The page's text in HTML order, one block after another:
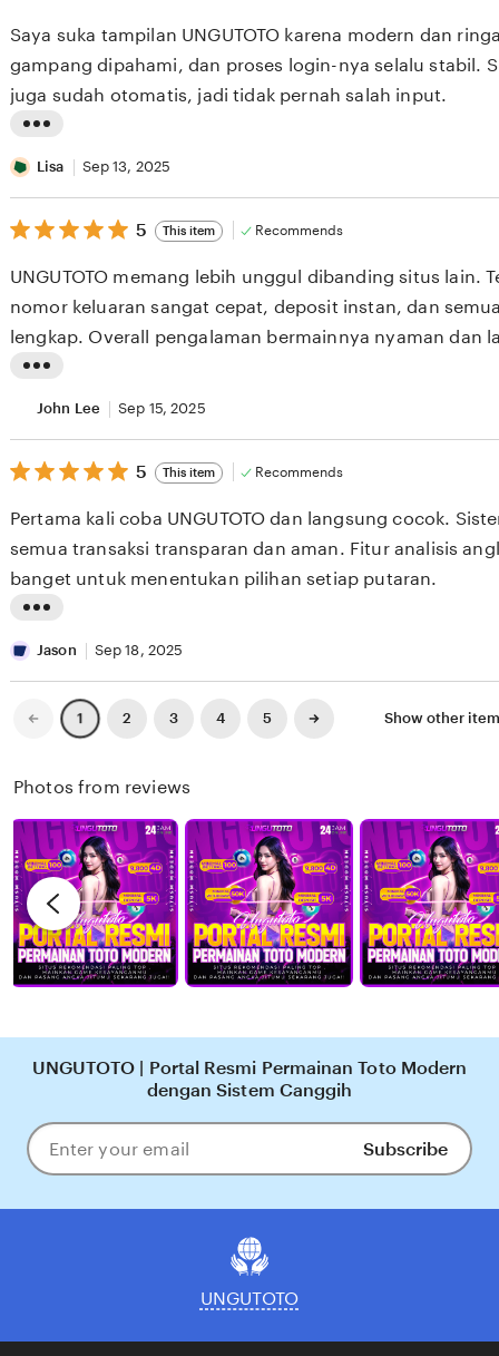
n
g
r
v
i
e
b
y
T
f
f
a
y
H
w
n
g
5
stars
i
s
t
n
g
r
v
i
e
b
y
L
s
a
Saya suka tampilan UNGUTOTO karena modern dan
gampang dipahami, dan proses login-nya selalu stabil.
juga sudah otomatis, jadi tidak pernah salah input.
Lisa Sep 13, 2025
5
out
5
stars
5 This item Recommends
i
s
t
n
g
r
v
i
J
o
h
n
L
e
UNGUTOTO memang lebih unggul dibanding situs lain.
nomor keluaran sangat cepat, deposit instan, dan
lengkap. Overall pengalaman bermainnya nyaman dan
John Lee Sep 15, 2025
5
out
5
stars
5 This item Recommends
i
s
r
e
i
e
w
y
J
s
o
Pertama kali coba UNGUTOTO dan langsung cocok.
semua transaksi transparan dan aman. Fitur analisis
banget untuk menentukan pilihan setiap putaran.
Jason Sep 18, 2025
Previous
page
1 2 3 4 5
Next
page
Show other
Photos from reviews
UNGUTOTO | Portal Resmi Permainan Toto Modern
dengan Sistem Canggih
Enter
your
Subscribe
UNGUTOTO